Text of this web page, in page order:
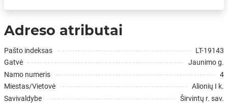
Adreso atributai
Pašto indeksas
LT-19143
Gatvė
Jaunimo g.
Namo numeris
4
Miestas/Vietovė
Alionių I k.
Savivaldybe
Širvintų r. sav.